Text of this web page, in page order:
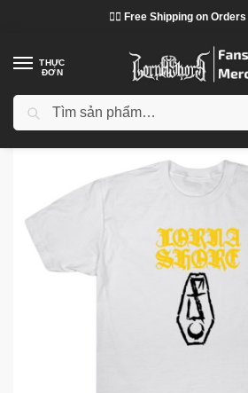
❤️‍🔥 Free Shipping on Orders
THỰC
ĐƠN
Trang chủ / Cửa hàng / Lorna Shore vải